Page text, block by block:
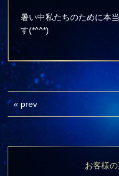
暑い中私たちのために本
す(*^^*)
« prev
お客様